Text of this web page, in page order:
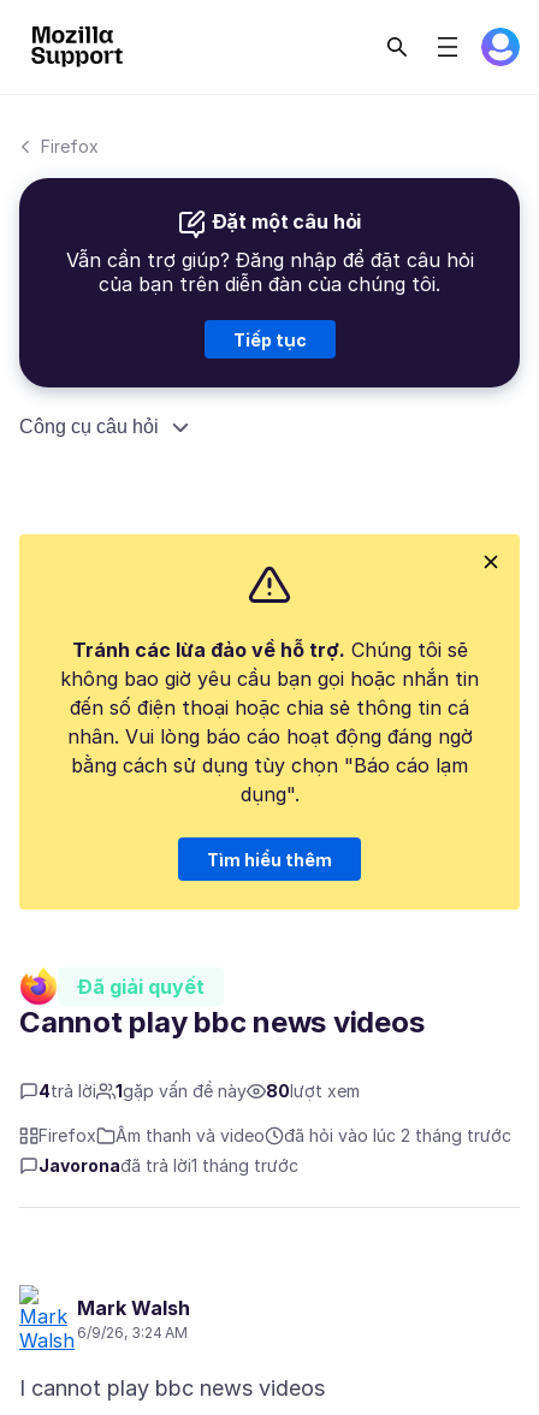
Firefox
Đặt một câu hỏi
Vẫn cần trợ giúp? Đăng nhập để đặt câu hỏi
của bạn trên diễn đàn của chúng tôi.
Tiếp tục
Công cụ câu hỏi
Tránh các lừa đảo về hỗ trợ. Chúng tôi sẽ
không bao giờ yêu cầu bạn gọi hoặc nhắn tin
đến số điện thoại hoặc chia sẻ thông tin cá
nhân. Vui lòng báo cáo hoạt động đáng ngờ
bằng cách sử dụng tùy chọn "Báo cáo lạm
dụng".
Tìm hiểu thêm
Đã giải quyết
Cannot play bbc news videos
4trả lời 1gặp vấn đề này 80lượt xem
Firefox Âm thanh và video
đã hỏi vào lúc 2 tháng trước
Javoronađã trả lời1 tháng trước
Mark Walsh
6/9/26, 3:24 AM